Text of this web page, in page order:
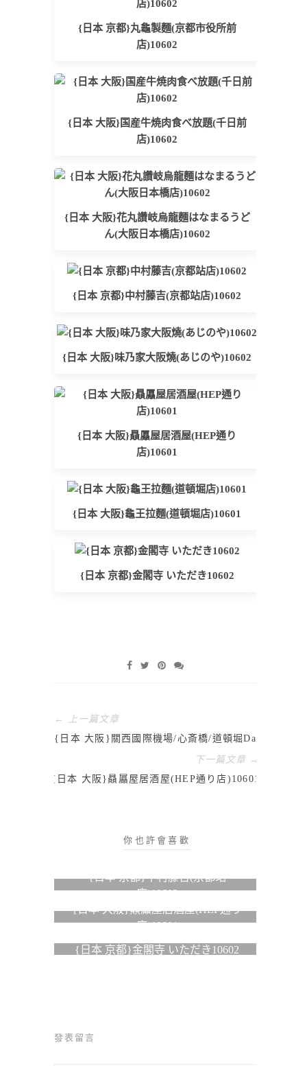
{日本 京都}丸龜製麵(京都市役所前
店)10602
{日本 大阪}国産牛焼肉食べ放題(千日前
店)10602
{日本 大阪}花丸讚岐烏龍麵はなまるうど
ん(大阪日本橋店)10602
{日本 京都}中村藤吉(京都站店)10602
{日本 大阪}味乃家大阪燒(あじのや)10602
{日本 大阪}贔屭屋居酒屋(HEP通り
店)10601
{日本 大阪}龜王拉麵(道頓堀店)10601
{日本 京都}金閣寺 いただき10602
← 上一篇文章
{日本 大阪}關西國際機場/心斎橋/道頓堀Day1
下一篇文章 →
{日本 大阪}贔屭屋居酒屋(HEP通り店)10601
你也許會喜歡
{日本 京都}中村藤吉(京都站
店)10602
{日本 大阪}贔屭屋居酒屋(HEP通り
店)10601
{日本 京都}金閣寺 いただき10602
發表留言